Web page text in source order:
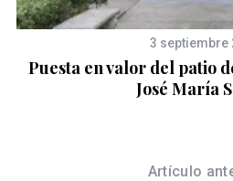
3 septiembre
Puesta en valor del patio
José María
Artículo